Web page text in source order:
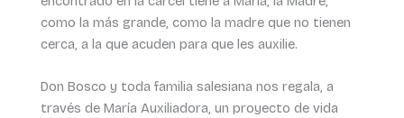
como la más grande, como la madre que no tienen
cerca, a la que acuden para que les auxilie.
Don Bosco y toda familia salesiana nos regala, a
través de María Auxiliadora, un proyecto de vida